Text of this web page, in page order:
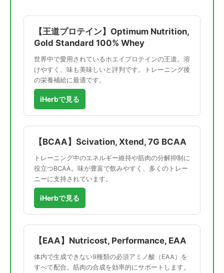
【王道プロテイン】Optimum Nutrition,
Gold Standard 100% Whey
世界中で愛用されているホエイプロテインの王道。溶
けやすく、味も美味しいと評判です。トレーニング後
の栄養補給に最適です。
iHerbで見る
【BCAA】Scivation, Xtend, 7G BCAA
トレーニング中のエネルギー維持や筋肉の分解抑制に
役立つBCAA。味が豊富で飲みやすく、多くのトレー
ニーに支持されています。
iHerbで見る
【EAA】Nutricost, Performance, EAA
体内で生成できない9種類の必須アミノ酸（EAA）を
すべて配合。筋肉の合成を効率的にサポートします。